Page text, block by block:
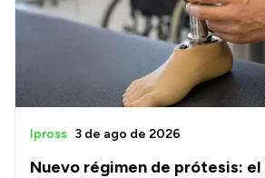
Nuevo régimen de prótesis: el
Ipross 3 de ago de 2026